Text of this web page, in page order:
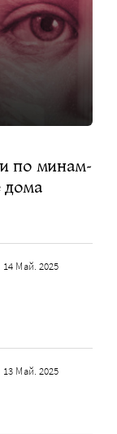
по минам-
дома
14 Май. 2025
13 Май. 2025